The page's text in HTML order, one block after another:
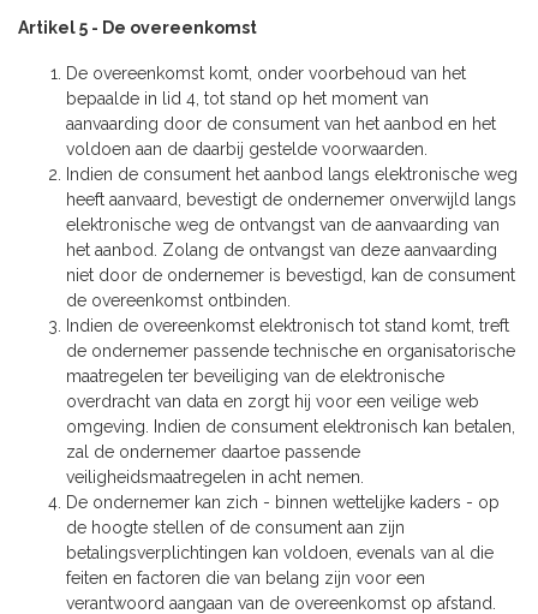
Artikel 5 - De overeenkomst
De overeenkomst komt, onder voorbehoud van het
bepaalde in lid 4, tot stand op het moment van
aanvaarding door de consument van het aanbod en het
voldoen aan de daarbij gestelde voorwaarden.
Indien de consument het aanbod langs elektronische weg
heeft aanvaard, bevestigt de ondernemer onverwijld langs
elektronische weg de ontvangst van de aanvaarding van
het aanbod. Zolang de ontvangst van deze aanvaarding
niet door de ondernemer is bevestigd, kan de consument
de overeenkomst ontbinden.
Indien de overeenkomst elektronisch tot stand komt, treft
de ondernemer passende technische en organisatorische
maatregelen ter beveiliging van de elektronische
overdracht van data en zorgt hij voor een veilige web
omgeving. Indien de consument elektronisch kan betalen,
zal de ondernemer daartoe passende
veiligheidsmaatregelen in acht nemen.
De ondernemer kan zich - binnen wettelijke kaders - op
de hoogte stellen of de consument aan zijn
betalingsverplichtingen kan voldoen, evenals van al die
feiten en factoren die van belang zijn voor een
verantwoord aangaan van de overeenkomst op afstand.